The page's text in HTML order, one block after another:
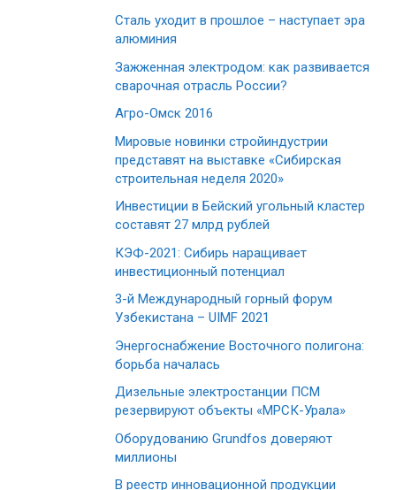
Сталь уходит в прошлое – наступает эра
алюминия
Зажженная электродом: как развивается
сварочная отрасль России?
Агро-Омск 2016
Мировые новинки стройиндустрии
представят на выставке «Сибирская
строительная неделя 2020»
Инвестиции в Бейский угольный кластер
составят 27 млрд рублей
КЭФ-2021: Сибирь наращивает
инвестиционный потенциал
3-й Международный горный форум
Узбекистана – UIMF 2021
Энергоснабжение Восточного полигона:
борьба началась
Дизельные электростанции ПСМ
резервируют объекты «МРСК-Урала»
Оборудованию Grundfos доверяют
миллионы
В реестр инновационной продукции